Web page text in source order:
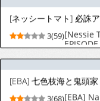
vol. 06)
[EBA]
Kana to
Luxuria